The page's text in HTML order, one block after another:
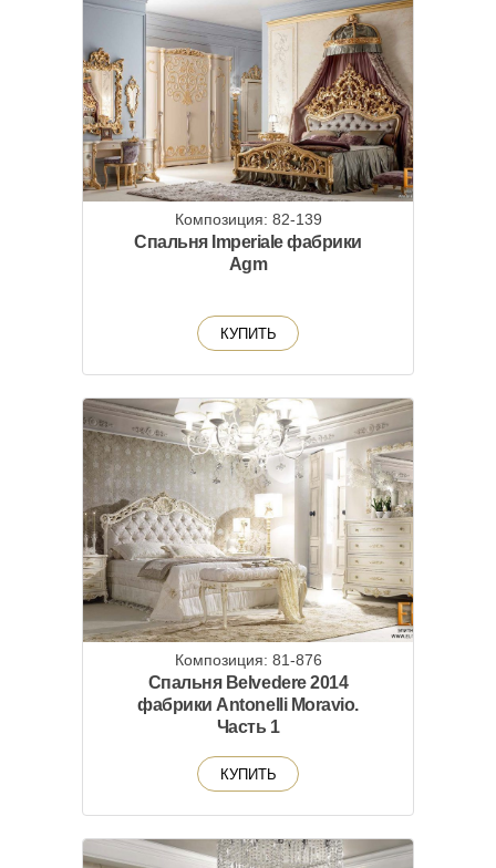
Композиция: 82-139
Спальня Imperiale фабрики
Agm
КУПИТЬ
Композиция: 81-876
Спальня Belvedere 2014
фабрики Antonelli Moravio.
Часть 1
КУПИТЬ